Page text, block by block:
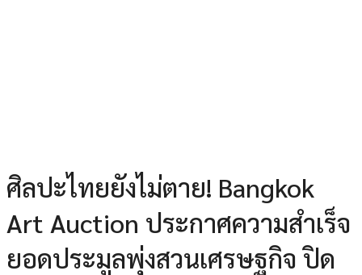
ศิลปะไทยยังไม่ตาย! Bangkok
Art Auction ประกาศความสำเร็จ
ยอดประมูลพุ่งสวนเศรษฐกิจ ปิด